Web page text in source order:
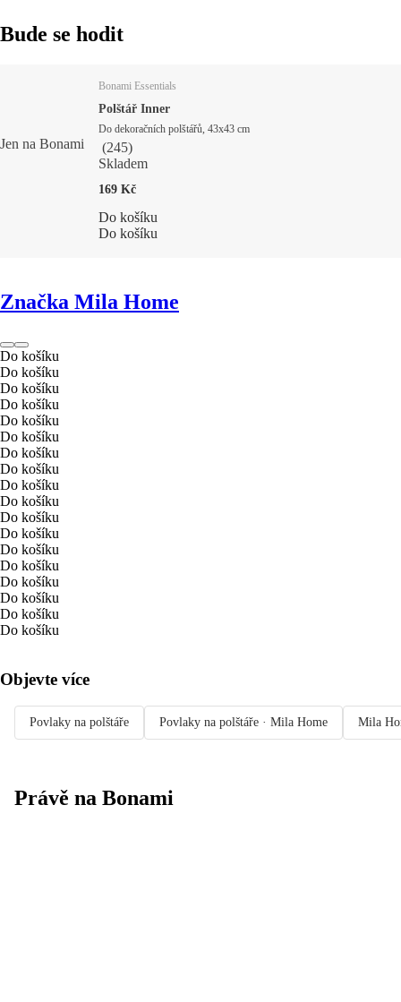
Bude se hodit
Jen na Bonami
Bonami Essentials
Polštář Inner
Do dekoračních polštářů, 43x43 cm
(245)
Skladem
169 Kč
Do košíku
Do košíku
Značka Mila Home
Do košíku
Do košíku
Do košíku
Do košíku
Do košíku
Do košíku
Do košíku
Do košíku
Do košíku
Do košíku
Do košíku
Do košíku
Do košíku
Do košíku
Do košíku
Do košíku
Do košíku
Do košíku
Objevte více
Povlaky na polštáře Povlaky na polštáře · Mila Home Mila
Právě na Bonami